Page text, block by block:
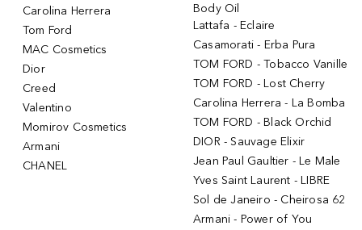
Carolina Herrera
Tom Ford
MAC Cosmetics
Dior
Creed
Valentino
Momirov Cosmetics
Armani
CHANEL
Body Oil
Lattafa - Eclaire
Casamorati - Erba Pura
TOM FORD - Tobacco Vanille
TOM FORD - Lost Cherry
Carolina Herrera - La Bomba
TOM FORD - Black Orchid
DIOR - Sauvage Elixir
Jean Paul Gaultier - Le Male
Yves Saint Laurent - LIBRE
Sol de Janeiro - Cheirosa 62
Armani - Power of You